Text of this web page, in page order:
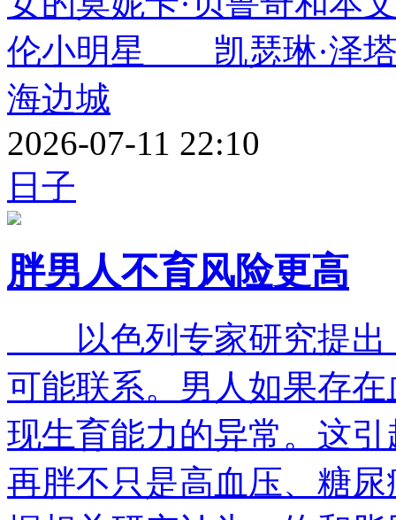
伦小明星 凯瑟琳·泽塔
海边城
2026-07-11 22:10
日子
胖男人不育风险更高
以色列专家研究提出
可能联系。男人如果存
现生育能力的异常。
再胖不只是高血压、糖